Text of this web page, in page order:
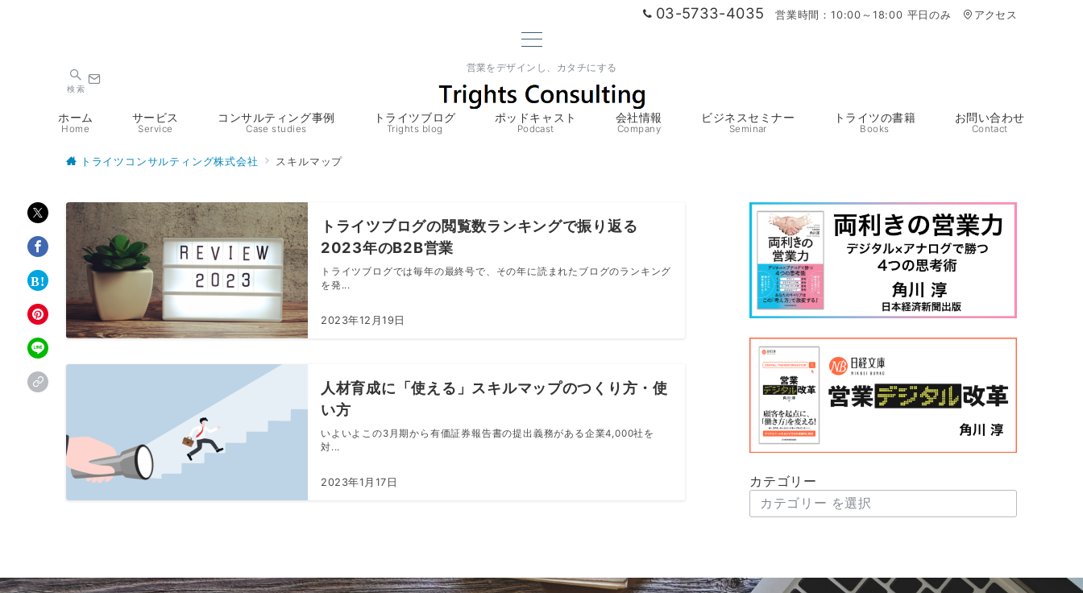
03-5733-4035 営業時間：10:00～18:00 平日のみ アクセス
営業をデザインし、カタチにする
検索
ホーム
Home
サービス
Service
コンサルティング事例
Case studies
トライツブログ
Trights blog
ポッドキャスト
Podcast
会社情報
Company
ビジネスセミナー
Seminar
トライツの書籍
Books
お問い合わせ
Contact
トライツコンサルティング株式会社 スキルマップ
トライツブログの閲覧数ランキングで振り返る
2023年のB2B営業
トライツブログでは毎年の最終号で、その年に読まれたブログのランキング
を発...
2023年12月19日
人材育成に「使える」スキルマップのつくり方・使
い方
いよいよこの3月期から有価証券報告書の提出義務がある企業4,000社を
対...
2023年1月17日 カテゴリー